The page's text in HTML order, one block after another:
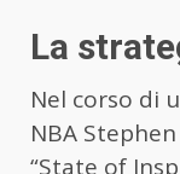
La
Nel corso di
NBA
“State of